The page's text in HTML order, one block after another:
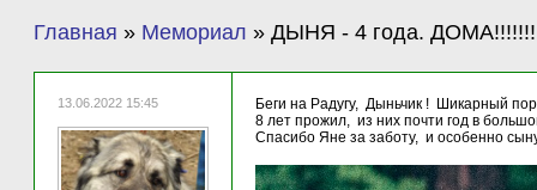
Главная » Мемориал » ДЫНЯ - 4 года.
13.06.2022 15:45
Беги на Радугу, Дыньчик ! Шикарный
8 лет прожил, из них почти год в
Спасибо Яне за заботу, и особенно